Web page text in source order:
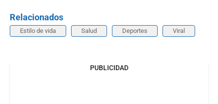
Relacionados
Estilo de vida Salud Deportes Viral
PUBLICIDAD